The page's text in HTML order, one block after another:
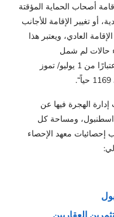
أصحاب الحماية المؤقتة
أو تغيير الإقامة للأجانب
الإقامة العادي، ويعتبر هذا
حالات لم شمل
الأسرة وحديثي الولادة وهذا السياق، فاعتبارًا من 1 يوليو/ تموز
الهجرة فيها عن
اسطنبول، ومساحة كل
معهد الإحصاء